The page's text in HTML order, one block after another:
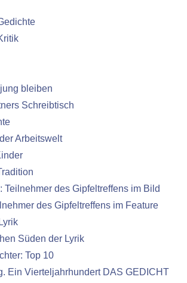
bleiben
Schreibtisch
Arbeitswelt
Teilnehmer des Gipfeltreffens im Bild
des Gipfeltreffens im Feature
Süden der Lyrik
Top 10
Ein Vierteljahrhundert DAS GEDICHT